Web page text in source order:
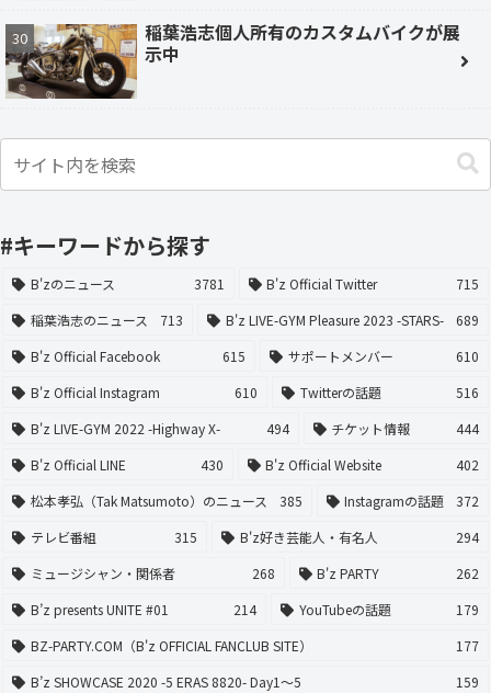
稲葉浩志個人所有のカスタムバイクが展
示中
#キーワードから探す
B'zのニュース 3781 B'z Official Twitter
715
稲葉浩志のニュース
713 B'z LIVE-GYM Pleasure 2023 -STARS-
689
B'z Official Facebook
615 サポートメンバー
610
B'z Official Instagram
610 Twitterの話題
516
B'z LIVE-GYM 2022 -Highway X-
494 チケット情報
444
B'z Official LINE
430 B'z Official Website
402
松本孝弘（Tak Matsumoto）のニュース
385 Instagramの話題
372
テレビ番組
315 B'z好き芸能人・有名人
294
ミュージシャン・関係者
268 B'z PARTY
262
B’z presents UNITE #01
214 YouTubeの話題
179
BZ-PARTY.COM（B'z OFFICIAL FANCLUB SITE）
177
B’z SHOWCASE 2020 -5 ERAS 8820- Day1〜5
159